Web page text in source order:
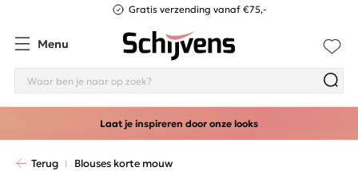
Gratis verzending vanaf €75,-
Menu
Laat je inspireren door onze looks
Terug Blouses korte mouw